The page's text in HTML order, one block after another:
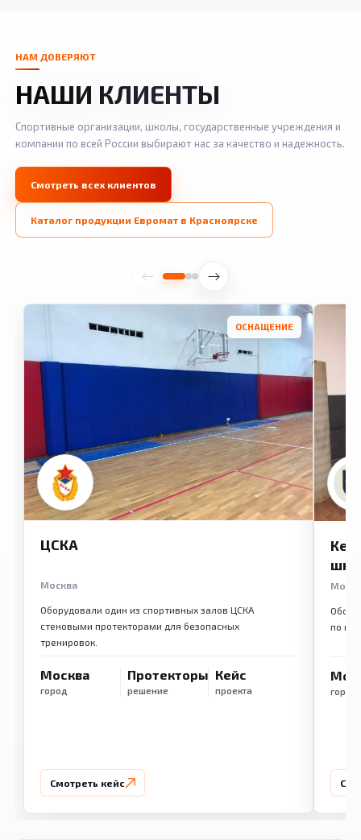
НАМ ДОВЕРЯЮТ
НАШИ КЛИЕНТЫ
Спортивные организации, школы, государственные учреждения и
компании по всей России выбирают нас за качество и надежность.
Смотреть всех клиентов
Каталог продукции Евромат в Красноярске
ОСНАЩЕНИЕ
ЦСКА
Москва
Оборудовали один из спортивных залов ЦСКА
стеновыми протекторами для безопасных
тренировок.
Москва
город
Протекторы
решение
Кейс
проекта
Смотреть кейс
по
город